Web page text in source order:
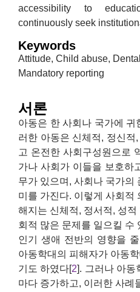
accessibility to
continuously seek
Keywords
Attitude, Child abuse,
Mandatory reporting
서론
아동은 한 사회나 국가에 귀
러한 아동은 신체적, 정신
고 온전한 사회구성원으로
가나 사회가 이들을 보호하
무가 있으며, 사회나 국가의
미를 가진다. 이렇게 사회적
해지는 신체적, 정서적, 성
회적 많은 문제를 일으킬 수
인기 생애 전반의 영향을
아동학대의 피해자가 아동
기도 하였다[2]. 그러나 아동
마다 증가하고, 이러한 사례